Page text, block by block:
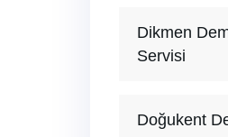
Dikmen
Servisi
Doğukent